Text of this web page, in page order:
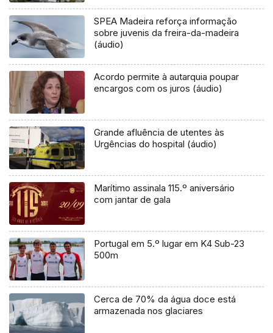
SPEA Madeira reforça informação
sobre juvenis da freira-da-madeira
(áudio)
Acordo permite à autarquia poupar
encargos com os juros (áudio)
Grande afluência de utentes às
Urgências do hospital (áudio)
Marítimo assinala 115.º aniversário
com jantar de gala
Portugal em 5.º lugar em K4 Sub-23
500m
Cerca de 70% da água doce está
armazenada nos glaciares